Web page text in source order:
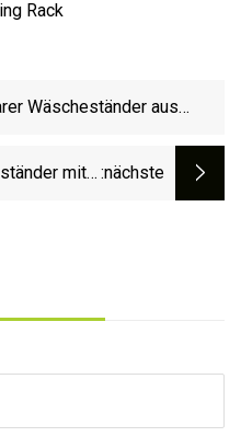
Wäscheständer aus
Socken oder Schals,
mit 3 :nächste